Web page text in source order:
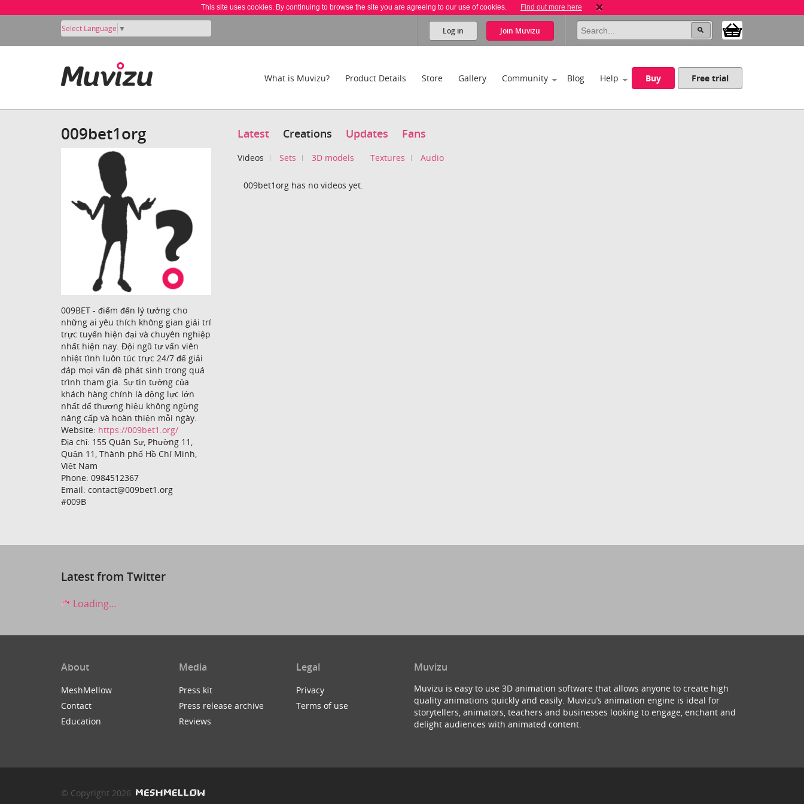
This site uses cookies. By continuing to browse the site you are agreeing to our use of cookies. Find out more here
Select Language ▼ Log in Join Muvizu
What is Muvizu? Product Details Store Gallery Community Blog Help Buy Free trial
009bet1org
009BET - điểm đến lý tưởng cho
những ai yêu thích không gian giải trí
trực tuyến hiện đại và chuyên nghiệp
nhất hiện nay. Đội ngũ tư vấn viên
nhiệt tình luôn túc trực 24/7 để giải
đáp mọi vấn đề phát sinh trong quá
trình tham gia. Sự tin tưởng của
khách hàng chính là động lực lớn
nhất để thương hiệu không ngừng
nâng cấp và hoàn thiện mỗi ngày.
Website: https://009bet1.org/
Địa chỉ: 155 Quân Sự, Phường 11,
Quận 11, Thành phố Hồ Chí Minh,
Việt Nam
Phone: 0984512367
Email: contact@009bet1.org
#009B
Latest Creations Updates Fans
Videos Sets 3D models Textures Audio
009bet1org has no videos yet.
Latest from Twitter
Loading...
About
MeshMellow
Contact
Education
Media
Press kit
Press release archive
Reviews
Legal
Privacy
Terms of use
Muvizu
Muvizu is easy to use 3D animation software that allows anyone to create high
quality animations quickly and easily. Muvizu’s animation engine is ideal for
storytellers, animators, teachers and businesses looking to engage, enchant and
delight audiences with animated content.
© Copyright 2026